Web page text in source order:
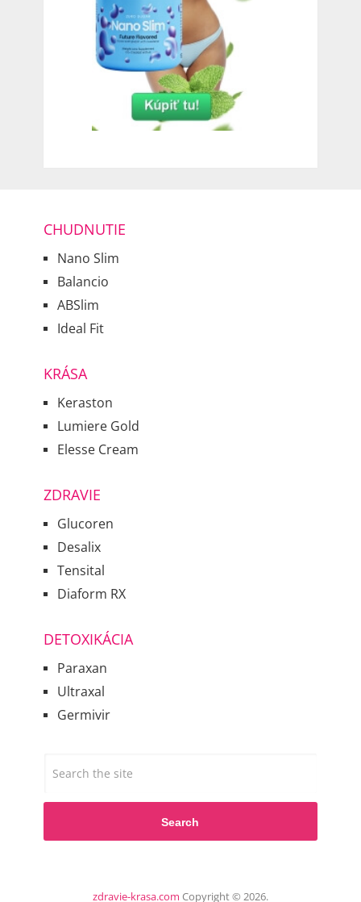
CHUDNUTIE
Nano Slim
Balancio
ABSlim
Ideal Fit
KRÁSA
Keraston
Lumiere Gold
Elesse Cream
ZDRAVIE
Glucoren
Desalix
Tensital
Diaform RX
DETOXIKÁCIA
Paraxan
Ultraxal
Germivir
Search
zdravie-krasa.com Copyright © 2026.